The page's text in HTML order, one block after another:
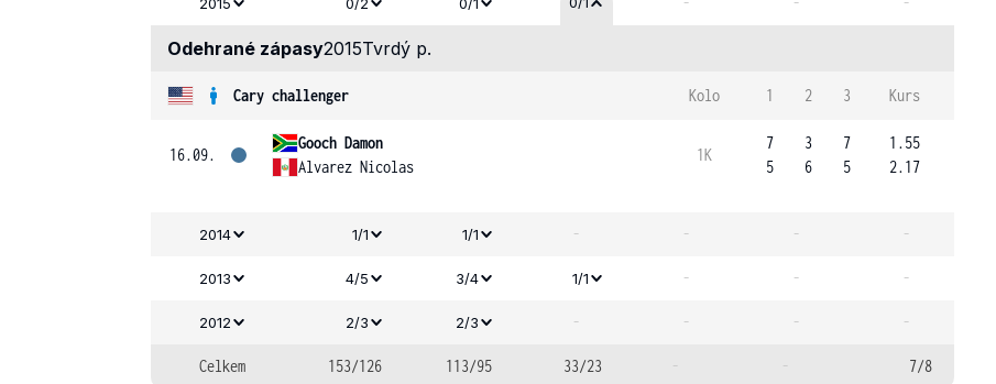
Odehrané zápasy2015Tvrdý p.
Cary challenger Kolo 1 2 3 Kurs
16.09.
Gooch Damon
Alvarez Nicolas
1K
7
5
3
6
7
5
1.55
2.17
2014 1/1 1/1 - - - -
2013 4/5 3/4 1/1 - - -
2012 2/3 2/3 - - - -
Celkem 153/126 113/95 33/23 - - 7/8